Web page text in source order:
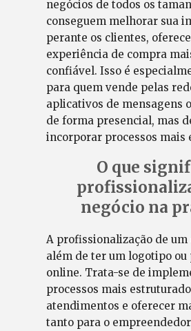
negócios de todos os
conseguem melhorar sua
perante os clientes,
experiência de compra
confiável. Isso é
para quem vende pelas
aplicativos de mensagens
de forma presencial, mas
incorporar processos mais
O que
negócio na
A profissionalização de um
além de ter um logotipo ou
online. Trata-se de
processos mais
atendimentos e oferecer
tanto para o